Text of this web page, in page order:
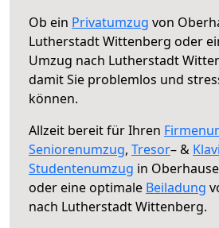
Ob ein Privatumzug von
Lutherstadt Wittenberg oder
Umzug nach Lutherstadt
damit Sie problemlos und
können.
Allzeit bereit für Ihren
Seniorenumzug, Tresor– &
Studentenumzug in
oder eine optimale Beiladung
nach Lutherstadt Wittenberg.